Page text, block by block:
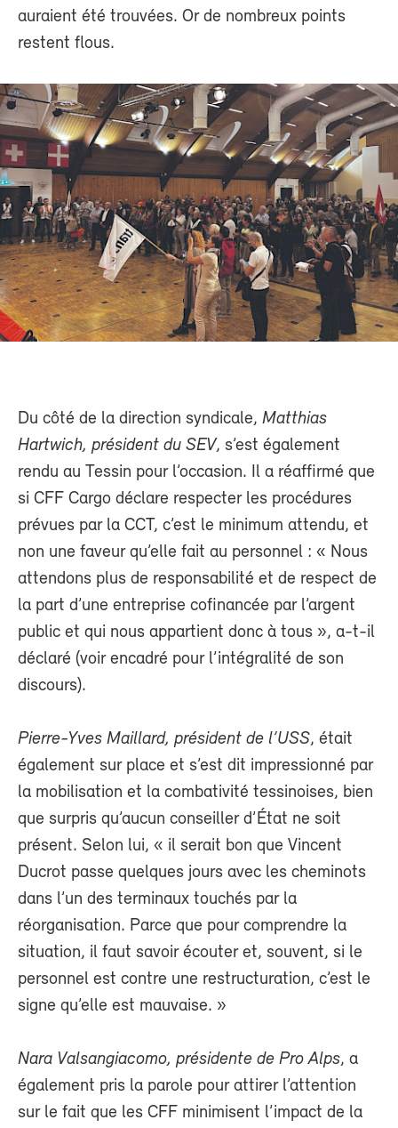
auraient été trouvées. Or de nombreux points
restent flous.
Du côté de la direction syndicale, Matthias
Hartwich, président du SEV, s’est également
rendu au Tessin pour l’occasion. Il a réaffirmé que
si CFF Cargo déclare respecter les procédures
prévues par la CCT, c’est le minimum attendu, et
non une faveur qu’elle fait au personnel : « Nous
attendons plus de responsabilité et de respect de
la part d’une entreprise cofinancée par l’argent
public et qui nous appartient donc à tous », a-t-il
déclaré (voir encadré pour l’intégralité de son
discours).
Pierre-Yves Maillard, président de l’USS, était
également sur place et s’est dit impressionné par
la mobilisation et la combativité tessinoises, bien
que surpris qu’aucun conseiller d’État ne soit
présent. Selon lui, « il serait bon que Vincent
Ducrot passe quelques jours avec les cheminots
dans l’un des terminaux touchés par la
réorganisation. Parce que pour comprendre la
situation, il faut savoir écouter et, souvent, si le
personnel est contre une restructuration, c’est le
signe qu’elle est mauvaise. »
Nara Valsangiacomo, présidente de Pro Alps, a
également pris la parole pour attirer l’attention
sur le fait que les CFF minimisent l’impact de la